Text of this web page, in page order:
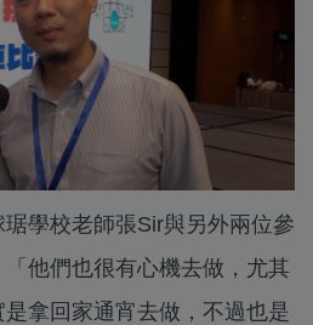
學校老師張Sir與另外兩位參
他們也很有心機去做，尤其
拿回家通宵去做，不過也是